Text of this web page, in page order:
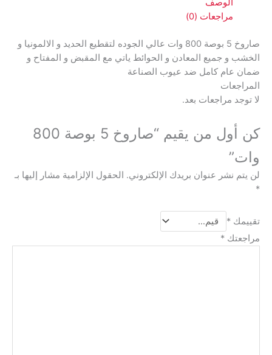
الوصف
مراجعات (0)
صاروخ 5 بوصة 800 وات عالي الجوده لتقطيع الحديد و الالمونيا و
الخشب و جميع المعادن و الحوائط ياتي مع المقبض و المفتاح و
ضمان عام كامل ضد عيوب الصناعة
المراجعات
لا توجد مراجعات بعد.
كن أول من يقيم “صاروخ 5 بوصة 800
وات”
لن يتم نشر عنوان بريدك الإلكتروني. الحقول الإلزامية مشار إليها بـ
*
تقييمك *
مراجعتك *